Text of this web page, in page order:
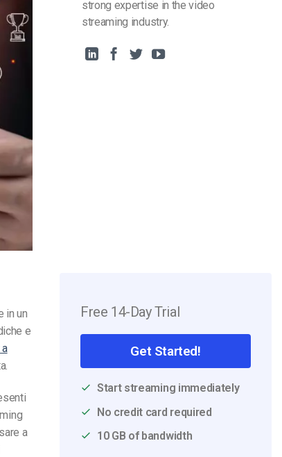
strong expertise in the video
streaming industry.
in un
e
a
Free 14-Day Trial
Get Started!
Start streaming immediately
No credit card required
10 GB of bandwidth